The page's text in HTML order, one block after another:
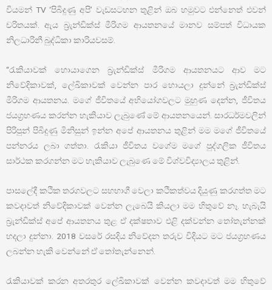
වියමන් TV ‘පිබිදුණු අපි’ වැඩසටහන තුළින් ඔබ හමුවට එන්නෙත් එවන්
චරිතයක්. ඇය බ්‍රැන්ඩික්ස් මීරිගම ආයතනයේ මානව සම්පත් විධායක
නිලධාරිනී බුද්ධිකා කාරියවසම්.
“රැකියාවක් හොයාගෙන බ්‍රැන්ඩික්ස් මීරිගම ආයතනයට ආව මට
නිවේදිකාවක්, ලේඛිකාවක් වෙන්න පාර හොයලා දුන්නේ බ්‍රැන්ඩික්ස්
මීරිගම ආයතනය. මගේ ජීවිතයේ අභියෝගවලට මුහුණ දෙන්න, ජීවිතය
ජයග්‍රහණය කරන්න හැකියාව ලැබුණේ මේ ආයතනයෙන්. සාරධර්මවලින්
පිරිපුන් පිබිදුණු මිනිසුන් ඉන්න අපේ ආයතනය තුළින් මම මගේ ජීවිතයේ
පන්නරය ලබා ගත්තා. රැකියා ජීවිතය වගේම මගේ පුද්ගලික ජීවිතය
සාර්ථක කරගන්න මට හැකියාව ලැබුණෙ මේ විශ්වවිද්‍යාලය තුළින්.
පාසලේදී කථික තරගවලට සහභාගී වෙලා කථිකත්වය දියුණු කරගත්ත මට
කවදාවත් නිවේදිකාවක් වෙන්න ලැබෙයි කියලා මම හිතුවේ නෑ. හැබැයි
බ්‍රැන්ඩික්ස් අපේ ආයතනය තුළ ඒ දක්ෂතාව එළි දක්වන්න තෝතැන්නක්
හදලා දුන්නා. 2018 වසරේ රසදිය නිවේදන තරුව විදියට මට ජයග්‍රහණය
ලබන්න හැකි වෙන්නේ ඒ තෝතැන්නෙන්.
රැකියාවක් කරන අතරතුර ලේඛිකාවක් වෙන්න කවදාවත් මම හිතුවේ